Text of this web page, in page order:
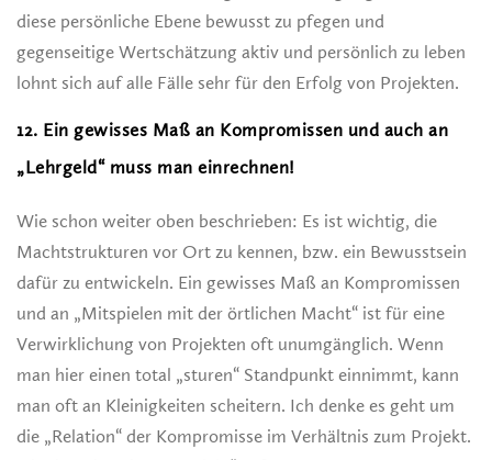
diese persönliche Ebene bewusst zu pfegen und
gegenseitige Wertschätzung aktiv und persönlich zu leben
lohnt sich auf alle Fälle sehr für den Erfolg von Projekten.
12. Ein gewisses Maß an Kompromissen und auch an
„Lehrgeld“ muss man einrechnen!
Wie schon weiter oben beschrieben: Es ist wichtig, die
Machtstrukturen vor Ort zu kennen, bzw. ein Bewusstsein
dafür zu entwickeln. Ein gewisses Maß an Kompromissen
und an „Mitspielen mit der örtlichen Macht“ ist für eine
Verwirklichung von Projekten oft unumgänglich. Wenn
man hier einen total „sturen“ Standpunkt einnimmt, kann
man oft an Kleinigkeiten scheitern. Ich denke es geht um
die „Relation“ der Kompromisse im Verhältnis zum Projekt.